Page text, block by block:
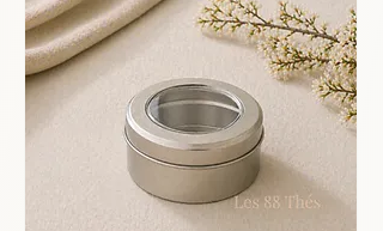
cela, le partage.